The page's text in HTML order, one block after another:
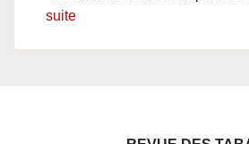
suite